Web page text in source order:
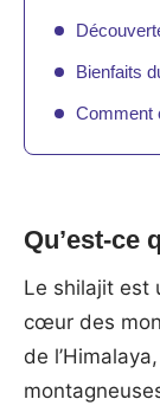
Bienfaits
Comment
Qu’est-ce
Le shilajit est
cœur des
de